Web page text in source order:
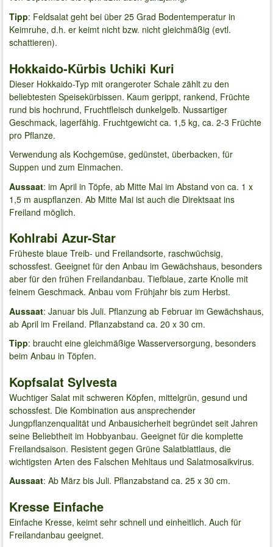
Tipp: Feldsalat geht bei über 25 Grad Bodentemperatur in
Keimruhe, d.h. er keimt nicht bzw. nicht gleichmäßig (evtl.
schattieren).
Hokkaido-Kürbis Uchiki Kuri
Dieser Hokkaido-Typ mit orangeroter Schale zählt zu den
beliebtesten Speisekürbissen. Kaum gerippt, rankend, Früchte
rund bis hochrund, Fruchtfleisch dunkelgelb. Nussartiger
Geschmack, lagerfähig. Fruchtgewicht ca. 1,5 kg, ca. 2-3 Früchte
pro Pflanze.
Verwendung als Kochgemüse, gedünstet, überbacken, für
Suppen und zum Einmachen.
Aussaat: im April in Töpfe, ab Mitte Mai im Abstand von ca. 1 x
1,5 m auspflanzen. Ab Mitte Mai ist auch die Direktsaat ins
Freiland möglich.
Kohlrabi Azur-Star
Früheste blaue Treib- und Freilandsorte, raschwüchsig,
schossfest. Geeignet für den Anbau im Gewächshaus, besonders
aber für den frühen Freilandanbau. Tiefblaue, zarte Knolle mit
feinem Geschmack. Anbau vom Frühjahr bis zum Herbst.
Aussaat: Januar bis Juli. Pflanzung ab Februar im Gewächshaus,
ab April im Freiland. Pflanzabstand ca. 20 x 30 cm.
Tipp: braucht eine gleichmäßige Wasserversorgung, besonders
beim Anbau in Töpfen.
Kopfsalat Sylvesta
Wuchtiger Salat mit schweren Köpfen, mittelgrün, gesund und
schossfest. Die Kombination aus ansprechender
Jungpflanzenqualität und Anbausicherheit begründet seit Jahren
seine Beliebtheit im Hobbyanbau. Geeignet für die komplette
Freilandsaison. Resistent gegen Grüne Salatblattlaus, die
wichtigsten Arten des Falschen Mehltaus und Salatmosaikvirus.
Aussaat: Ab März bis Juli. Pflanzabstand ca. 25 x 30 cm.
Kresse Einfache
Einfache Kresse, keimt sehr schnell und einheitlich. Auch für
Freilandanbau geeignet.